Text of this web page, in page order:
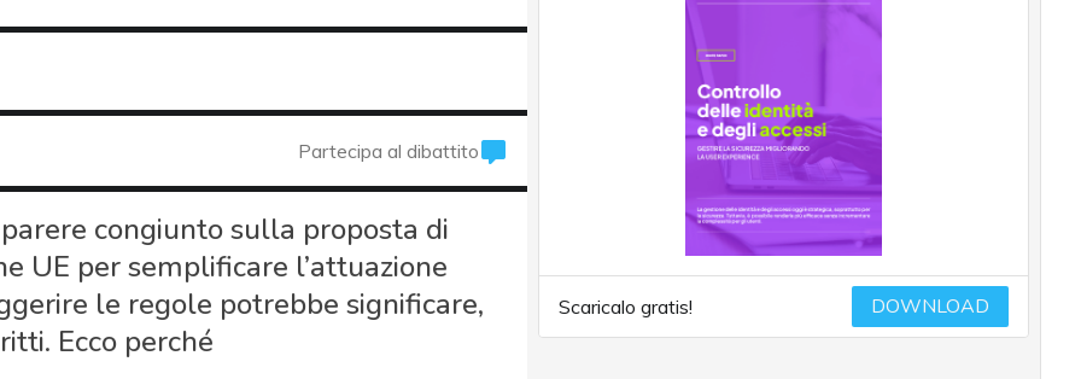
Partecipa al dibattito
congiunto sulla proposta di
UE per semplificare l’attuazione
le regole potrebbe significare,
Ecco perché
Scaricalo gratis! DOWNLOAD